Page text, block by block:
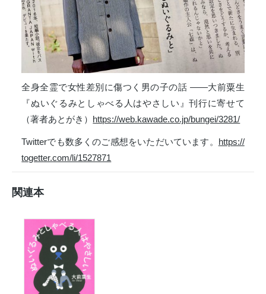
全身全霊で女性差別に傷つく男の子の話 ――大前粟生
『ぬいぐるみとしゃべる人はやさしい』刊行に寄せて
（著者あとがき） https://web.kawade.co.jp/bungei/3281/
Twitterでも数多くのご感想をいただいています。 https://
togetter.com/li/1527871
関連本